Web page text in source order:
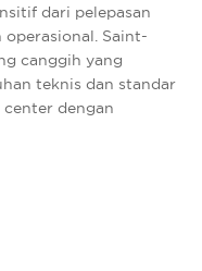
dari pelepasan
Saint-
canggih yang
teknis dan standar
dengan